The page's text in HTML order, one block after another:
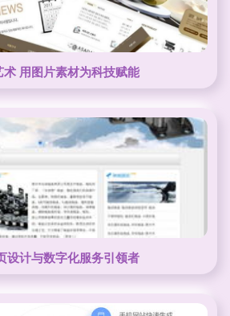
用图片素材为科技赋能
设计与数字化服务引领者